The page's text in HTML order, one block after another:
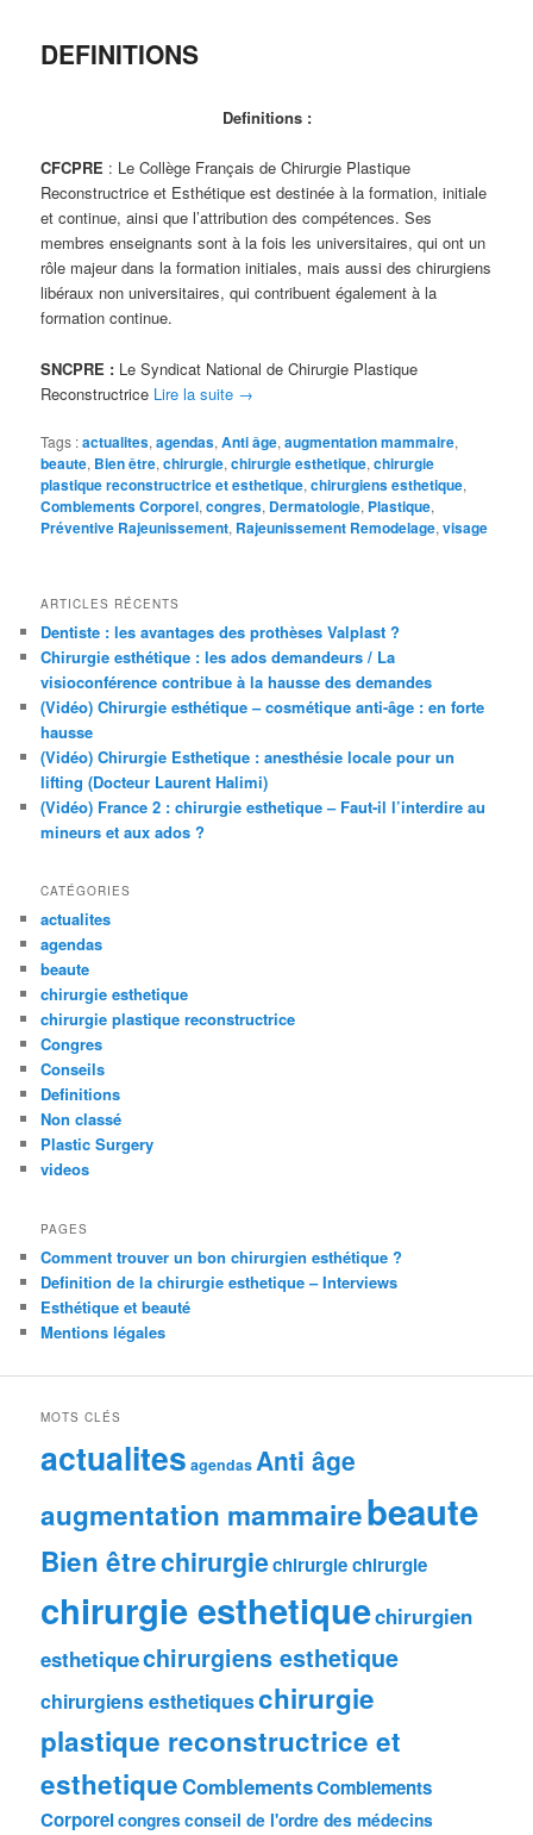
DEFINITIONS
Definitions :
CFCPRE : Le Collège Français de Chirurgie Plastique
Reconstructrice et Esthétique est destinée à la formation, initiale
et continue, ainsi que l’attribution des compétences. Ses
membres enseignants sont à la fois les universitaires, qui ont un
rôle majeur dans la formation initiales, mais aussi des chirurgiens
libéraux non universitaires, qui contribuent également à la
formation continue.
SNCPRE : Le Syndicat National de Chirurgie Plastique
Reconstructrice Lire la suite →
Tags :actualites,agendas,Anti âge,augmentation mammaire,
beaute, Bien être,chirurgie,chirurgie esthetique,chirurgie
plastique reconstructrice et esthetique,chirurgiens esthetique,
Comblements Corporel,congres, Dermatologie, Plastique,
Préventive Rajeunissement, Rajeunissement Remodelage,visage
ARTICLES RÉCENTS
Dentiste : les avantages des prothèses Valplast ?
Chirurgie esthétique : les ados demandeurs / La
visioconférence contribue à la hausse des demandes
(Vidéo) Chirurgie esthétique – cosmétique anti-âge : en forte
hausse
(Vidéo) Chirurgie Esthetique : anesthésie locale pour un
lifting (Docteur Laurent Halimi)
(Vidéo) France 2 : chirurgie esthetique – Faut-il l’interdire au
mineurs et aux ados ?
CATÉGORIES
actualites
agendas
beaute
chirurgie esthetique
chirurgie plastique reconstructrice
Congres
Conseils
Definitions
Non classé
Plastic Surgery
videos
PAGES
Comment trouver un bon chirurgien esthétique ?
Definition de la chirurgie esthetique – Interviews
Esthétique et beauté
Mentions légales
MOTS CLÉS
actualites agendasAnti âge
augmentation mammairebeaute
Bien êtrechirurgiechirurgie chirurgie
chirurgie esthetiquechirurgien
esthetiquechirurgiens esthetique
chirurgiens esthetiqueschirurgie
plastique reconstructrice et
esthetiqueComblementsComblements
Corporelcongresconseil de l'ordre des médecins